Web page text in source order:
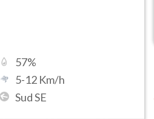
57%
5-12 Km/h
Sud SE